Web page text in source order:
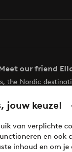
jouw keuze!
van verplichte
en ook
inhoud en om je
our friend
the Nordic
Your next inspiring